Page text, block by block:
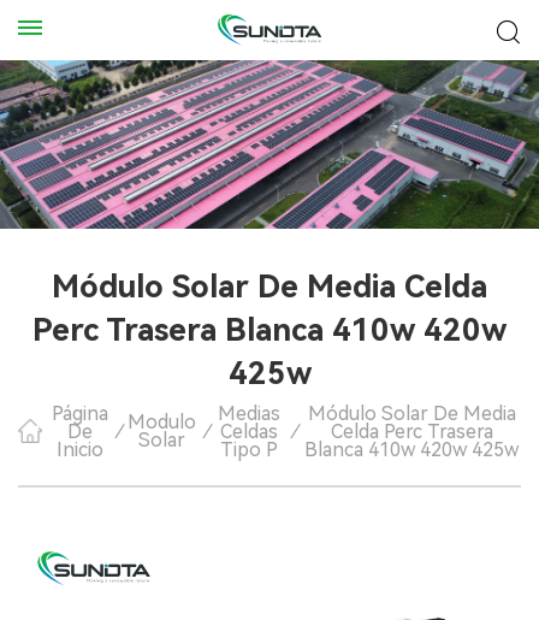
Módulo Solar De Media Celda
Perc Trasera Blanca 410w 420w
425w
Página
De
Inicio
/ Modulo
Solar /
Medias
Celdas
Tipo P
/
Módulo Solar De Media
Celda Perc Trasera
Blanca 410w 420w 425w